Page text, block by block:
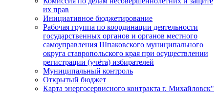
их прав
Инициативное бюджетирование
Рабочая группа по координации деятельности
государственных органов и органов местного
самоуправления Шпаковского муниципального
округа ставропольского края при осуществлении
регистрации (учёта) избирателей
Муниципальный контроль
Открытый бюджет
Карта энергосервисного контракта г. Михайловск"